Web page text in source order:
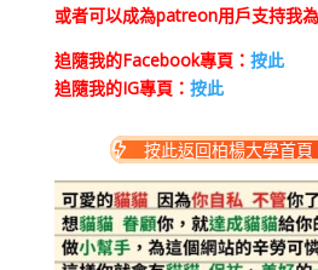
或者可以成為patreon用戶支持我
追隨我的Facebook專頁： 按此
追隨我的IG專頁： 按此
按此返回柏楊大學首